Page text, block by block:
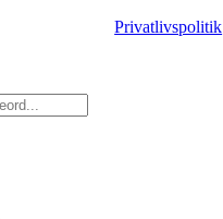
Privatlivspolitik